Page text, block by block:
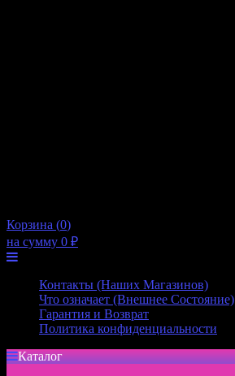
Корзина (0)
на сумму 0 ₽
Контакты (Наших Магазинов)
Что означает (Внешнее Состояние)
Гарантия и Возврат
Политика конфиденциальности
Каталог